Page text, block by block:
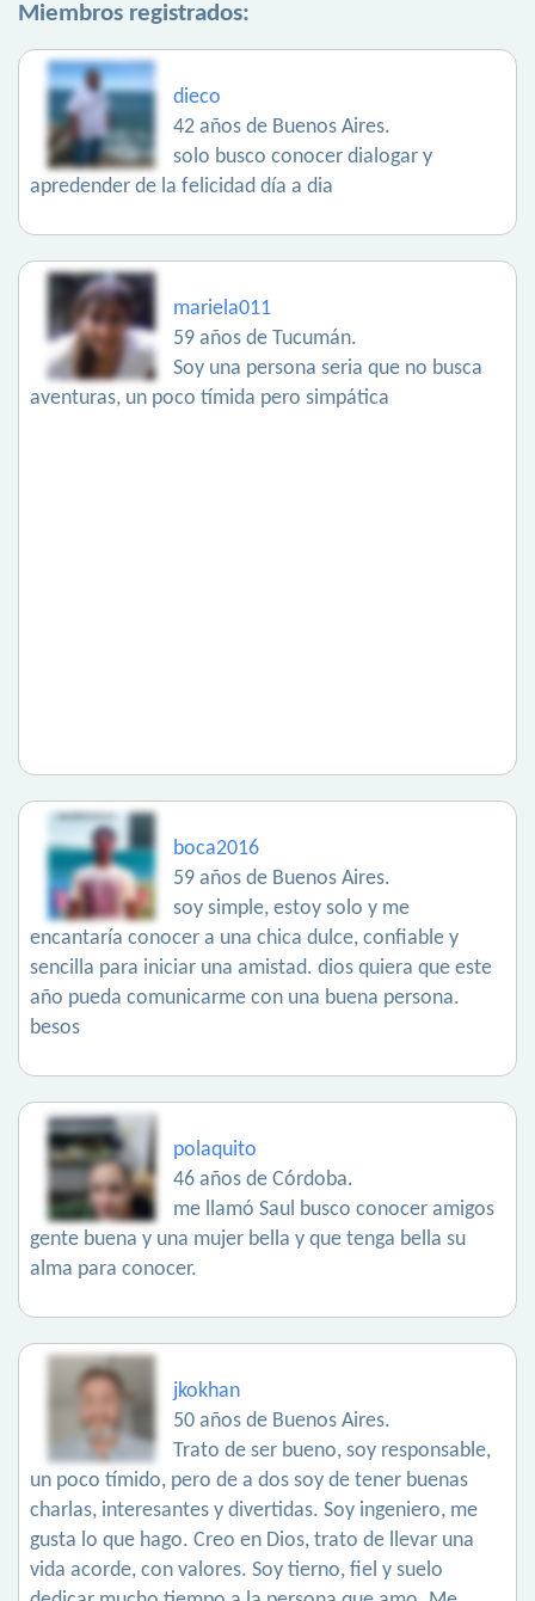
Miembros registrados:
dieco
42 años de Buenos Aires.
solo busco conocer dialogar y
apredender de la felicidad día a dia
mariela011
59 años de Tucumán.
Soy una persona seria que no busca
aventuras, un poco tímida pero simpática
boca2016
59 años de Buenos Aires.
soy simple, estoy solo y me
encantaría conocer a una chica dulce, confiable y
sencilla para iniciar una amistad. dios quiera que este
año pueda comunicarme con una buena persona.
besos
polaquito
46 años de Córdoba.
me llamó Saul busco conocer amigos
gente buena y una mujer bella y que tenga bella su
alma para conocer.
jkokhan
50 años de Buenos Aires.
Trato de ser bueno, soy responsable,
un poco tímido, pero de a dos soy de tener buenas
charlas, interesantes y divertidas. Soy ingeniero, me
gusta lo que hago. Creo en Dios, trato de llevar una
vida acorde, con valores. Soy tierno, fiel y suelo